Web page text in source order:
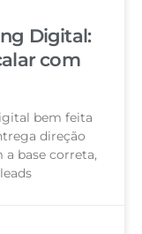
Digital:
com
bem feita
direção
a base correta,